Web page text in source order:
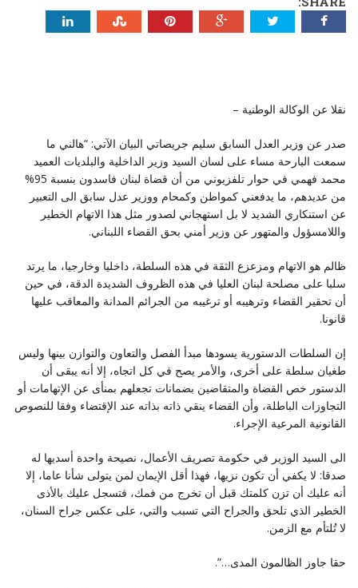
نقلا عن الوكالة الوطنية –
صدر عن وزير العدل السابق سليم جريصاتي البيان الآتي: “هالني ما
سمعت البارحة مساء على لسان السيد وزير الداخلية والبلديات العميد
محمد فهمي في حوار تلفزيوني من أن قضاة لبنان فاسدون بنسبة 95%
من عديدهم، ما يدفعني كمواطن وكمحام ووزير عدل سابق الى التعبير
عن استنكاري الشديد لا بل استهجاني لصدور مثل هذا الاتهام الخطير
واللامسؤول والمتهور عن وزير أمني بحق القضاء اللبناني.
ظالم هو الاتهام ومزعزع الثقة في هذه السلطة، داخليا وخارجيا، ما يرتد
سلبا على مصلحة لبنان العليا في هذه الظروف الشديدة الدقة، في حين
أن تحقير القضاء وترهيبه أو ترغيبه من الجرائم المدانة والمعاقب عليها
قانونا.
إن السلطات الدستورية يسودها مبدأ الفصل والتعاون والتوازن بينها وليس
طغيان سلطة على أخرى، والأمر يصح في كل اتجاه، إلا أنه يبقى أن
الدستور خص القضاة والمتقاضين بضمانات تجعلهم بمنأى عن الإتهامات أو
التجاوزات الباطلة، وأن القضاء ينقي ذاته بذاته عند الإقتضاء وفقا للنصوص
القانونية المرعية الإجراء.
الى السيد الوزير في حكومة تصريف الأعمال، نصيحة واحدة أسديها له
صدقا: لا يكفي أن تكون نزيها، فهذا أقل الإيمان لمن يتولى شأنا عاما، إلا
أنه عليك أن تزن كلمتك قبل أن تخرج من فمك، فتسجل عليك بالأذى
الخطير الذي تلحق والجراح التي تسبب والتي، على عكس جراح السنان،
لا تُلتأم مع الزمن.
حقا جاوز الظالمون المدى…”.